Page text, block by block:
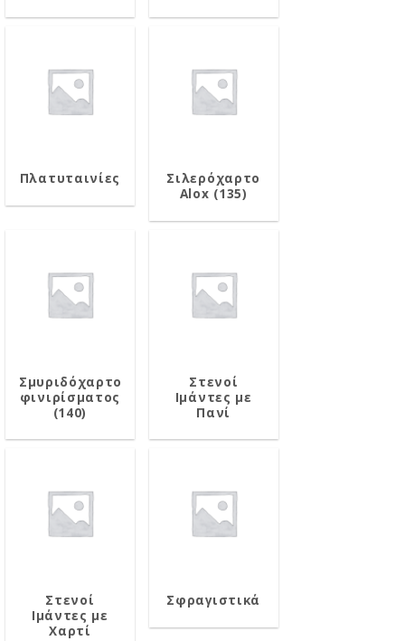
Πλατυταινίες
Σιλερόχαρτο
Alox (135)
Σμυριδόχαρτο
φινιρίσματος
(140)
Στενοί
Ιμάντες με
Πανί
Στενοί
Ιμάντες με
Χαρτί
Σφραγιστικά